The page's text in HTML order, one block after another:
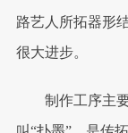
路艺人所拓器形
很大进步。
制作工序主要